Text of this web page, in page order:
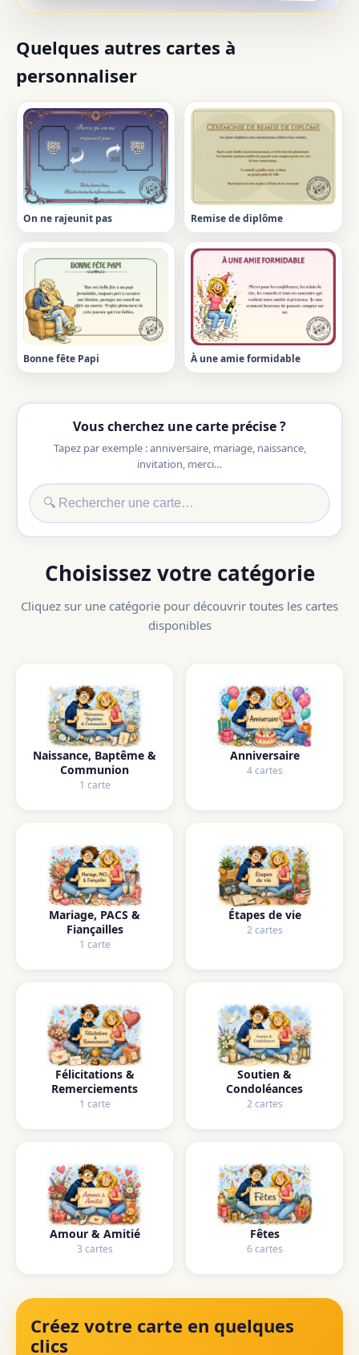
Quelques autres cartes à
personnaliser
On ne rajeunit pas Remise de diplôme
Bonne fête Papi À une amie formidable
Vous cherchez une carte précise ?
Tapez par exemple : anniversaire, mariage, naissance,
invitation, merci…
Choisissez votre catégorie
Cliquez sur une catégorie pour découvrir toutes les cartes
disponibles
Naissance, Baptême &
Communion
1 carte
Anniversaire
4 cartes
Mariage, PACS &
Fiançailles
1 carte
Étapes de vie
2 cartes
Félicitations &
Remerciements
1 carte
Soutien &
Condoléances
2 cartes
Amour & Amitié
3 cartes
Fêtes
6 cartes
Créez votre carte en quelques
clics